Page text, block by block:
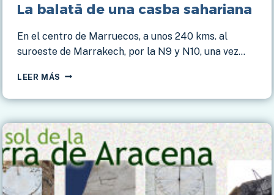
La balatā de una casba sahariana
En el centro de Marruecos, a unos 240 kms. al
suroeste de Marrakech, por la N9 y N10, una vez…
LEER MÁS LA
DE
CASBA
SAHARIANA